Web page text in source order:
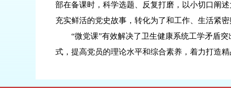
部在备课时，科学选题、反复打磨，以小切口阐
充实鲜活的党史故事，转化为了和工作、生活紧
“微党课”有效解决了卫生健康系统工学矛盾突
式，提高党员的理论水平和综合素养，着力打造